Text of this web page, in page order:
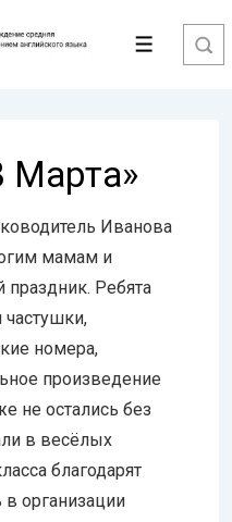
Меню
Марта»
Иванова
мамам и
Ребята
частушки,
номера,
произведение
не остались без
в весёлых
благодарят
организации